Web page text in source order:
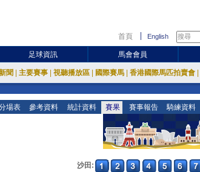
首頁 English
足球資訊 馬會會員
聞 主要賽事 視聽播放區 國際賽馬 香港國際馬匹拍賣會
場表 參考資料 統計資料 賽果 賽事報告 騎練資料
沙田: